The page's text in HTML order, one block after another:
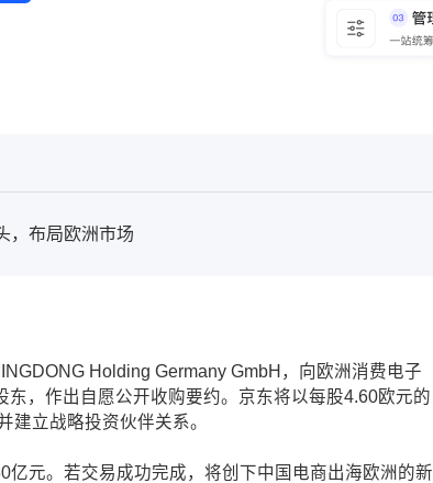
，布局欧洲市场
Holding Germany GmbH，向欧洲消费电子
，作出自愿公开收购要约。京东将以每股4.60欧元的
立战略投资伙伴关系。
元。若交易成功完成，将创下中国电商出海欧洲的新